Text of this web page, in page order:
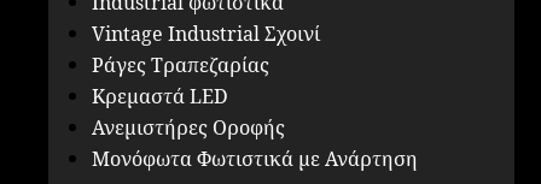
Vintage Industrial Σχοινί
Ράγες Τραπεζαρίας
Κρεμαστά LED
Ανεμιστήρες Οροφής
Μονόφωτα Φωτιστικά με Ανάρτηση